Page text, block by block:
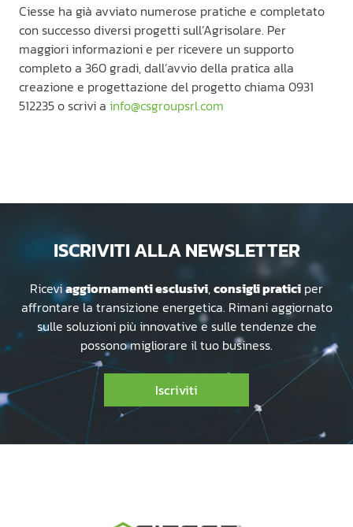
Ciesse ha già avviato numerose pratiche e completato
con successo diversi progetti sull’Agrisolare. Per
maggiori informazioni e per ricevere un supporto
completo a 360 gradi, dall’avvio della pratica alla
creazione e progettazione del progetto chiama 0931
512235 o scrivi a info@csgroupsrl.com
ISCRIVITI ALLA NEWSLETTER
Riceviaggiornamenti esclusivi,consigli pratici per
affrontare la transizione energetica. Rimani aggiornato
sulle soluzioni più innovative e sulle tendenze che
possono migliorare il tuo business.
Iscriviti